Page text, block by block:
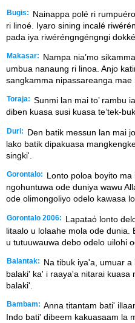
Bugis:
Nainappa polé ri
ri linoé. Iyaro sining incalé
pada iya riwéréngngéngngi
Makasar:
Nampa nia’mo
umbua nanaung ri linoa. Anjo
sangkamma nipassareanga mae
Toraja: Sunmi lan mai to’ rambu
diben kuasa susi kuasa te’tek-
Duri:
Den batik messun lan mai
lako batik dipakuasa
singki'.
Gorontalo:
Lonto poloa boyito
ngohuntuwa ode duniya wawu
ode olimongoliyo odelo kawasa
Gorontalo 2006:
Lapatao̒ lonto
litaalo u lolaahe mola ode dunia.
u tutuuwauwa debo odelo uilohi
Balantak:
Na tibuk iya'a, umuar
balaki' ka' i raaya'a nitarai kuasa
balaki'.
Bambam: Anna titantam bati'
Indo bati' dibeem kakuasaam la